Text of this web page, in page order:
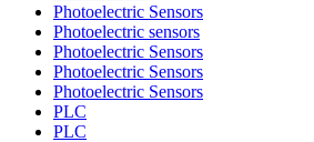
Photoelectric Sensors
Photoelectric sensors
Photoelectric Sensors
Photoelectric Sensors
Photoelectric Sensors
PLC
PLC